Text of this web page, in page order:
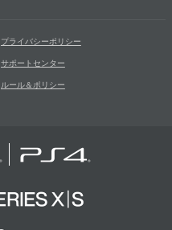
プライバシーポリシー
サポートセンター
ルール＆ポリシー